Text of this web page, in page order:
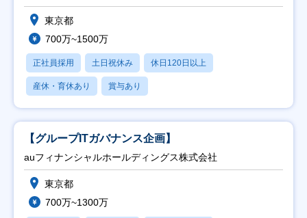
東京都
700万~1500万
正社員採用 土日祝休み 休日120日以上
産休・育休あり 賞与あり
【グループITガバナンス企画】
auフィナンシャルホールディングス株式会社
東京都
700万~1300万